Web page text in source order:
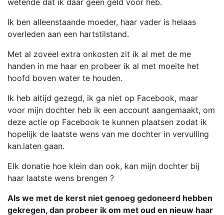
wetende dat ik daar geen geld voor heb.
Ik ben alleenstaande moeder, haar vader is helaas
overleden aan een hartstilstand.
Met al zoveel extra onkosten zit ik al met de me
handen in me haar en probeer ik al met moeite het
hoofd boven water te houden.
Ik heb altijd gezegd, ik ga niet op Facebook, maar
voor mijn dochter heb ik een account aangemaakt, om
deze actie op Facebook te kunnen plaatsen zodat ik
hopelijk de laatste wens van me dochter in vervulling
kan.laten gaan.
Elk donatie hoe klein dan ook, kan mijn dochter bij
haar laatste wens brengen ?
Als we met de kerst niet genoeg gedoneerd hebben
gekregen, dan probeer ik om met oud en nieuw haar